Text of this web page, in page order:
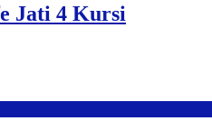
Jati 4 Kursi